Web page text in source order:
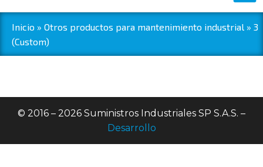
Inicio » Otros productos para mantenimiento industrial » 3
(Custom)
© 2016 – 2026 Suministros Industriales SP S.A.S. –
Desarrollo